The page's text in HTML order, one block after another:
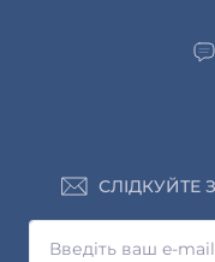
СЛІДКУЙТЕ